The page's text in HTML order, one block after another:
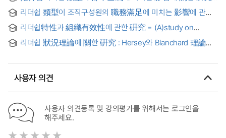
陸軍 中隊級을 中 心으로
리더쉽 類型이 조직구성원의 職務滿足에 미치는 影響에 관한
實證的 硏究 : 예비 경영관리자의 리더쉽을 중심으로
리더쉽特性과 組織有效性에 관한 硏究 = (A)study on
leadership and organizational effectiveness
리더쉽 狀況理論에 關한 硏究 : Hersey와 Blanchard 理論을
사용자 의견
사용자 의견등록 및 강의평가를 위해서는 로그인을
해주세요.